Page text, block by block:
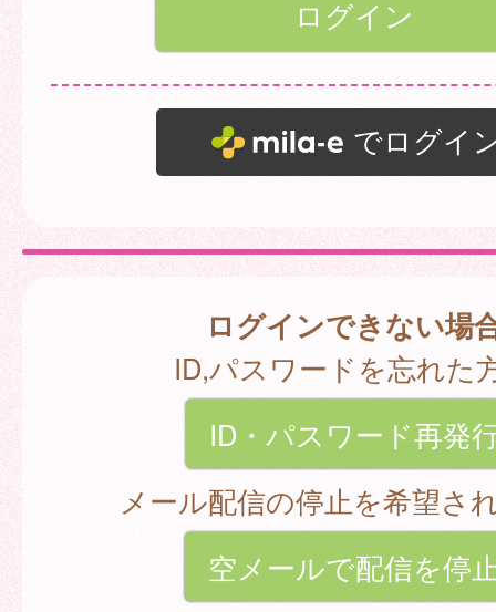
でログイ
ログインできない場
ID,パスワードを忘れた
ID・パスワード再発
メール配信の停止を希望さ
空メールで配信を停